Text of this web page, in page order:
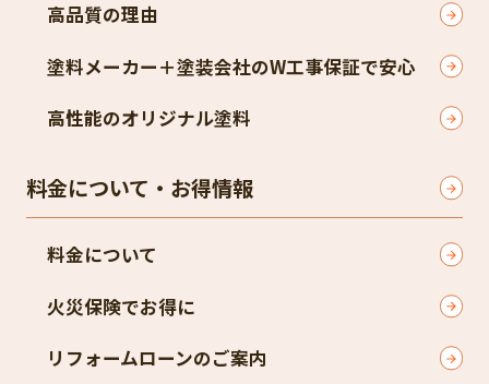
高品質の理由
塗料メーカー＋塗装会社のW工事保証で安心
高性能のオリジナル塗料
料金について・お得情報
料金について
火災保険でお得に
リフォームローンのご案内